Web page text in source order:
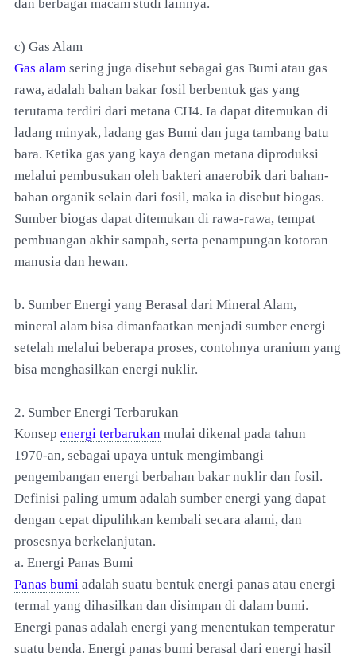
dan berbagai macam studi lainnya.
c) Gas Alam
Gas alam sering juga disebut sebagai gas Bumi atau gas
rawa, adalah bahan bakar fosil berbentuk gas yang
terutama terdiri dari metana CH4. Ia dapat ditemukan di
ladang minyak, ladang gas Bumi dan juga tambang batu
bara. Ketika gas yang kaya dengan metana diproduksi
melalui pembusukan oleh bakteri anaerobik dari bahan-
bahan organik selain dari fosil, maka ia disebut biogas.
Sumber biogas dapat ditemukan di rawa-rawa, tempat
pembuangan akhir sampah, serta penampungan kotoran
manusia dan hewan.
b. Sumber Energi yang Berasal dari Mineral Alam,
mineral alam bisa dimanfaatkan menjadi sumber energi
setelah melalui beberapa proses, contohnya uranium yang
bisa menghasilkan energi nuklir.
2. Sumber Energi Terbarukan
Konsep energi terbarukan mulai dikenal pada tahun
1970-an, sebagai upaya untuk mengimbangi
pengembangan energi berbahan bakar nuklir dan fosil.
Definisi paling umum adalah sumber energi yang dapat
dengan cepat dipulihkan kembali secara alami, dan
prosesnya berkelanjutan.
a. Energi Panas Bumi
Panas bumi adalah suatu bentuk energi panas atau energi
termal yang dihasilkan dan disimpan di dalam bumi.
Energi panas adalah energi yang menentukan temperatur
suatu benda. Energi panas bumi berasal dari energi hasil